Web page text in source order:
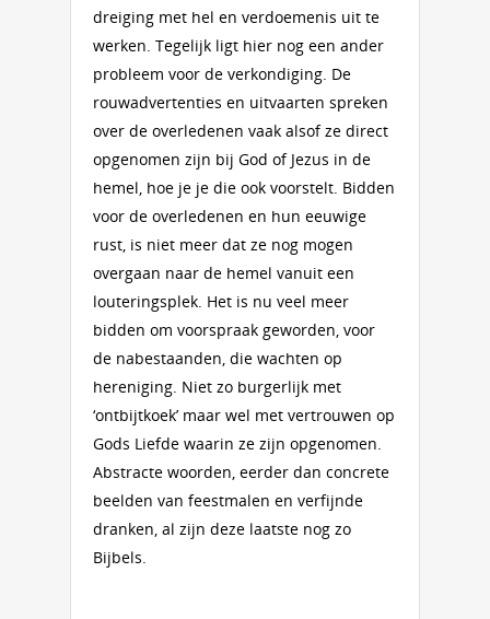
dreiging met hel en verdoemenis uit te
werken. Tegelijk ligt hier nog een ander
probleem voor de verkondiging. De
rouwadvertenties en uitvaarten spreken
over de overledenen vaak alsof ze direct
opgenomen zijn bij God of Jezus in de
hemel, hoe je je die ook voorstelt. Bidden
voor de overledenen en hun eeuwige
rust, is niet meer dat ze nog mogen
overgaan naar de hemel vanuit een
louteringsplek. Het is nu veel meer
bidden om voorspraak geworden, voor
de nabestaanden, die wachten op
hereniging. Niet zo burgerlijk met
‘ontbijtkoek’ maar wel met vertrouwen op
Gods Liefde waarin ze zijn opgenomen.
Abstracte woorden, eerder dan concrete
beelden van feestmalen en verfijnde
dranken, al zijn deze laatste nog zo
Bijbels.